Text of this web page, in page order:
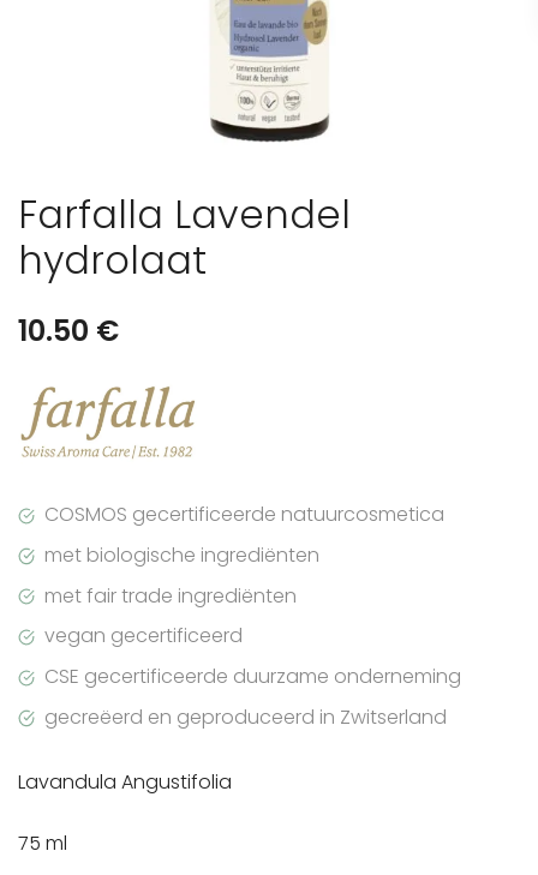
Farfalla Lavendel
hydrolaat
10.50 €
COSMOS gecertificeerde natuurcosmetica
met biologische ingrediënten
met fair trade ingrediënten
vegan gecertificeerd
CSE gecertificeerde duurzame onderneming
gecreëerd en geproduceerd in Zwitserland
Lavandula Angustifolia
75 ml